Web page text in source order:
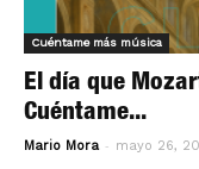
Cuéntame más música
El día que
Cuéntame...
Mario Mora - mayo 26,